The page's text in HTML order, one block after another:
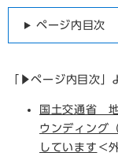
ページ内目次
「▶ページ内目次」
国土交通省
ウンディング
しています ＜